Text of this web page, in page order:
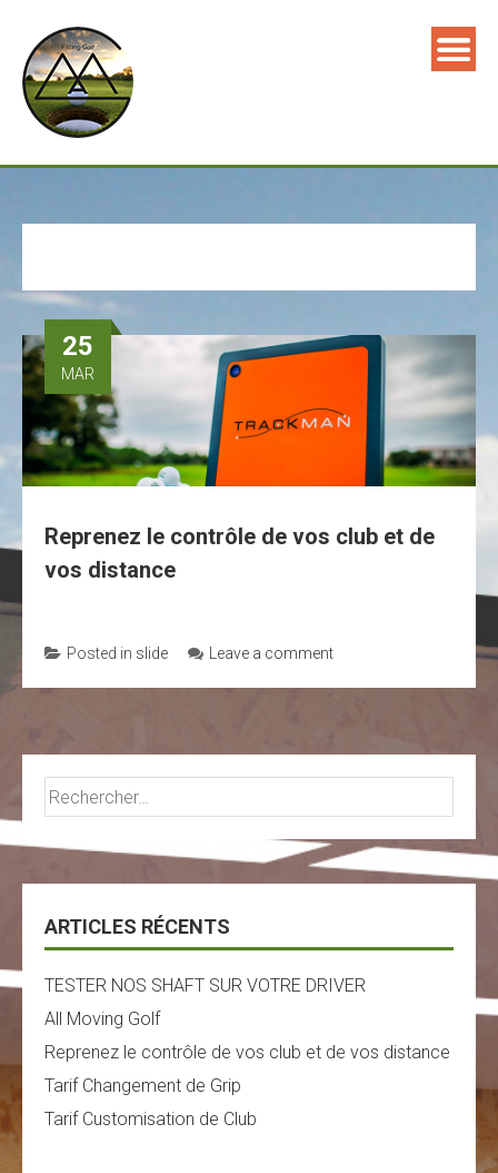
25
MAR
Reprenez le contrôle de vos club et de
vos distance
Posted in slide Leave a comment
Rechercher :
ARTICLES RÉCENTS
TESTER NOS SHAFT SUR VOTRE DRIVER
All Moving Golf
Reprenez le contrôle de vos club et de vos distance
Tarif Changement de Grip
Tarif Customisation de Club